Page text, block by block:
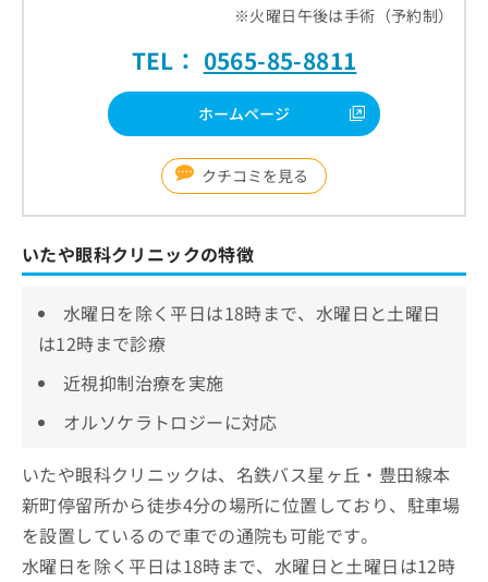
※火曜日午後は手術（予約制）
TEL： 0565-85-8811
ホームページ
クチコミを見る
いたや眼科クリニックの特徴
水曜日を除く平日は18時まで、水曜日と土曜日
は12時まで診療
近視抑制治療を実施
オルソケラトロジーに対応
いたや眼科クリニックは、名鉄バス星ヶ丘・豊田線本
新町停留所から徒歩4分の場所に位置しており、駐車場
を設置しているので車での通院も可能です。
水曜日を除く平日は18時まで、水曜日と土曜日は12時